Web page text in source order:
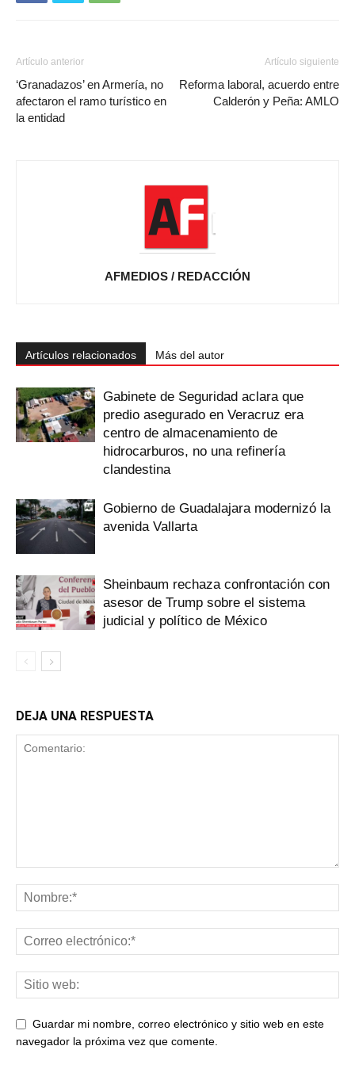
Artículo anterior
‘Granadazos’ en Armería, no
afectaron el ramo turístico en
la entidad
Artículo siguiente
Reforma laboral, acuerdo entre
Calderón y Peña: AMLO
AFMEDIOS / REDACCIÓN
Artículos relacionados Más del autor
Gabinete de Seguridad aclara que
predio asegurado en Veracruz era
centro de almacenamiento de
hidrocarburos, no una refinería
clandestina
Gobierno de Guadalajara modernizó la
avenida Vallarta
Sheinbaum rechaza confrontación con
asesor de Trump sobre el sistema
judicial y político de México
DEJA UNA RESPUESTA
Guardar mi nombre, correo electrónico y sitio web en este
navegador la próxima vez que comente.